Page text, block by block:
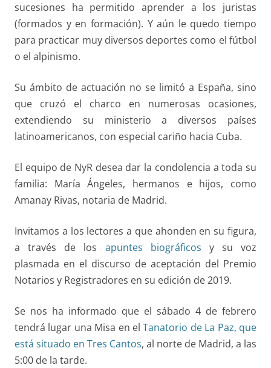
sucesiones ha permitido aprender a los juristas
(formados y en formación). Y aún le quedo tiempo
para practicar muy diversos deportes como el fútbol
o el alpinismo.
Su ámbito de actuación no se limitó a España, sino
que cruzó el charco en numerosas ocasiones,
extendiendo su ministerio a diversos países
latinoamericanos, con especial cariño hacia Cuba.
El equipo de NyR desea dar la condolencia a toda su
familia: María Ángeles, hermanos e hijos, como
Amanay Rivas, notaria de Madrid.
Invitamos a los lectores a que ahonden en su figura,
a través de los apuntes biográficos y su voz
plasmada en el discurso de aceptación del Premio
Notarios y Registradores en su edición de 2019.
Se nos ha informado que el sábado 4 de febrero
tendrá lugar una Misa en elTanatorio de La Paz, que
está situado en Tres Cantos, al norte de Madrid, a las
5:00 de la tarde.